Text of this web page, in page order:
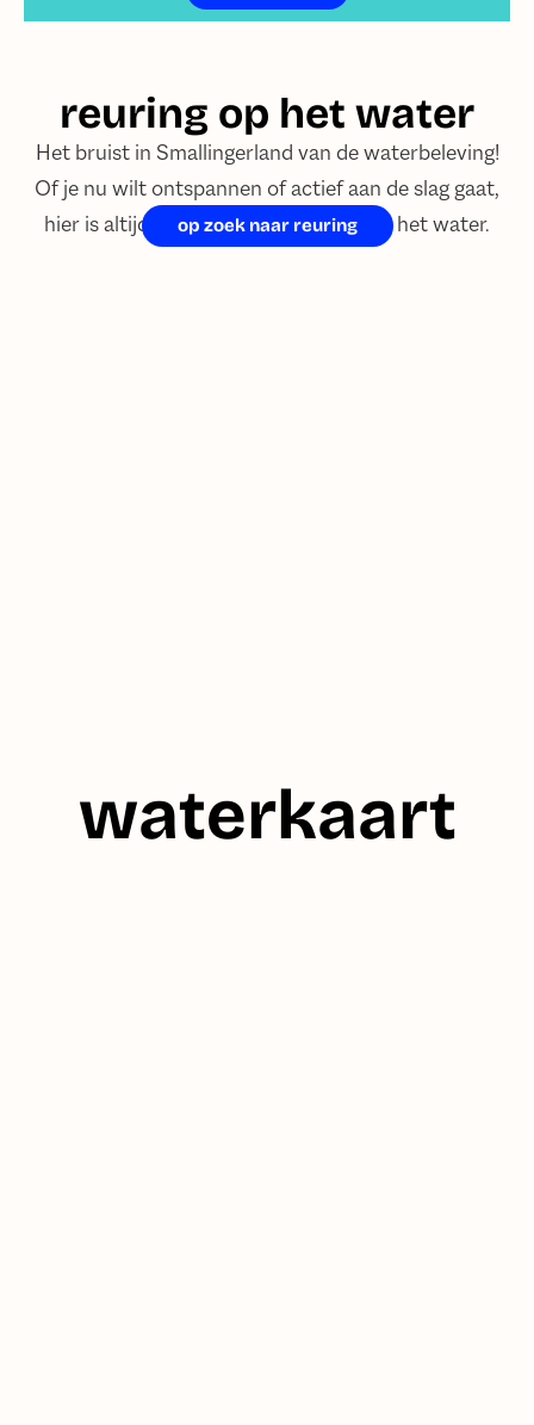
reuring op het water
Het bruist in Smallingerland van de waterbeleving!
Of je nu wilt ontspannen of actief aan de slag gaat,
hier is altijd iets te beleven op en rond het water.
op zoek naar reuring
waterkaart